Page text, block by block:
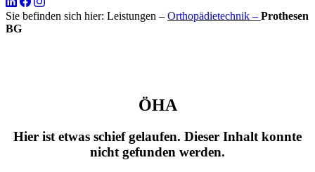
Sie befinden sich hier: Leistungen – Orthopädietechnik – Prothesen
BG
ÖHA
Hier ist etwas schief gelaufen. Dieser Inhalt konnte
nicht gefunden werden.